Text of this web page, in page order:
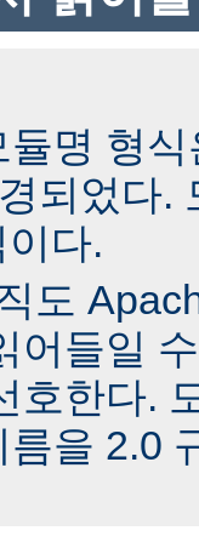
명 형
되었다.
다.
도
어들일
호한다.
을 2.0